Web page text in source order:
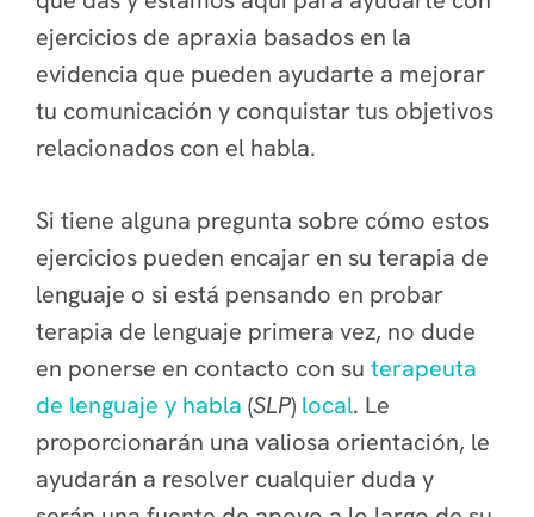
ejercicios de apraxia basados en la
evidencia que pueden ayudarte a mejorar
tu comunicación y conquistar tus objetivos
relacionados con el habla.
Si tiene alguna pregunta sobre cómo estos
ejercicios pueden encajar en su terapia de
lenguaje o si está pensando en probar
terapia de lenguaje primera vez, no dude
en ponerse en contacto con su terapeuta
de lenguaje y habla (SLP) local. Le
proporcionarán una valiosa orientación, le
ayudarán a resolver cualquier duda y